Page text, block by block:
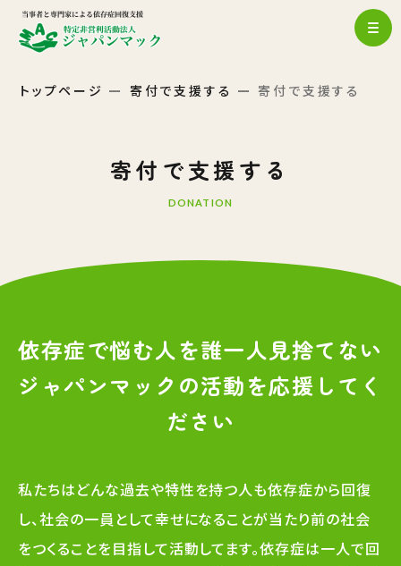
トップページ 寄付で支援する 寄付で支援する
寄付で支援する
DONATION
依存症で悩む人を誰一人見捨てない
ジャパンマックの活動を応援してく
ださい
私たちはどんな過去や特性を持つ人も依存症から回復
し、社会の一員として幸せになることが当たり前の社会
をつくることを目指して活動してます。依存症は一人で回